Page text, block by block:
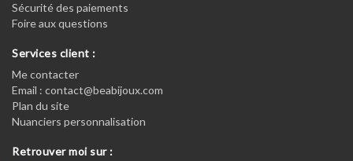
Sécurité des paiements
Foire aux questions
Services client :
Me contacter
Email : contact@beabijoux.com
Plan du site
Nuanciers personnalisation
Retrouver moi sur :